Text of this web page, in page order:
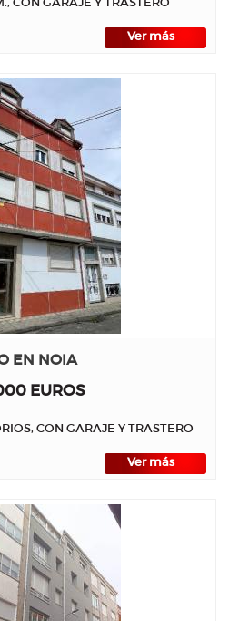
Ver más
EN NOIA
EUROS
CON GARAJE Y TRASTERO
Ver más